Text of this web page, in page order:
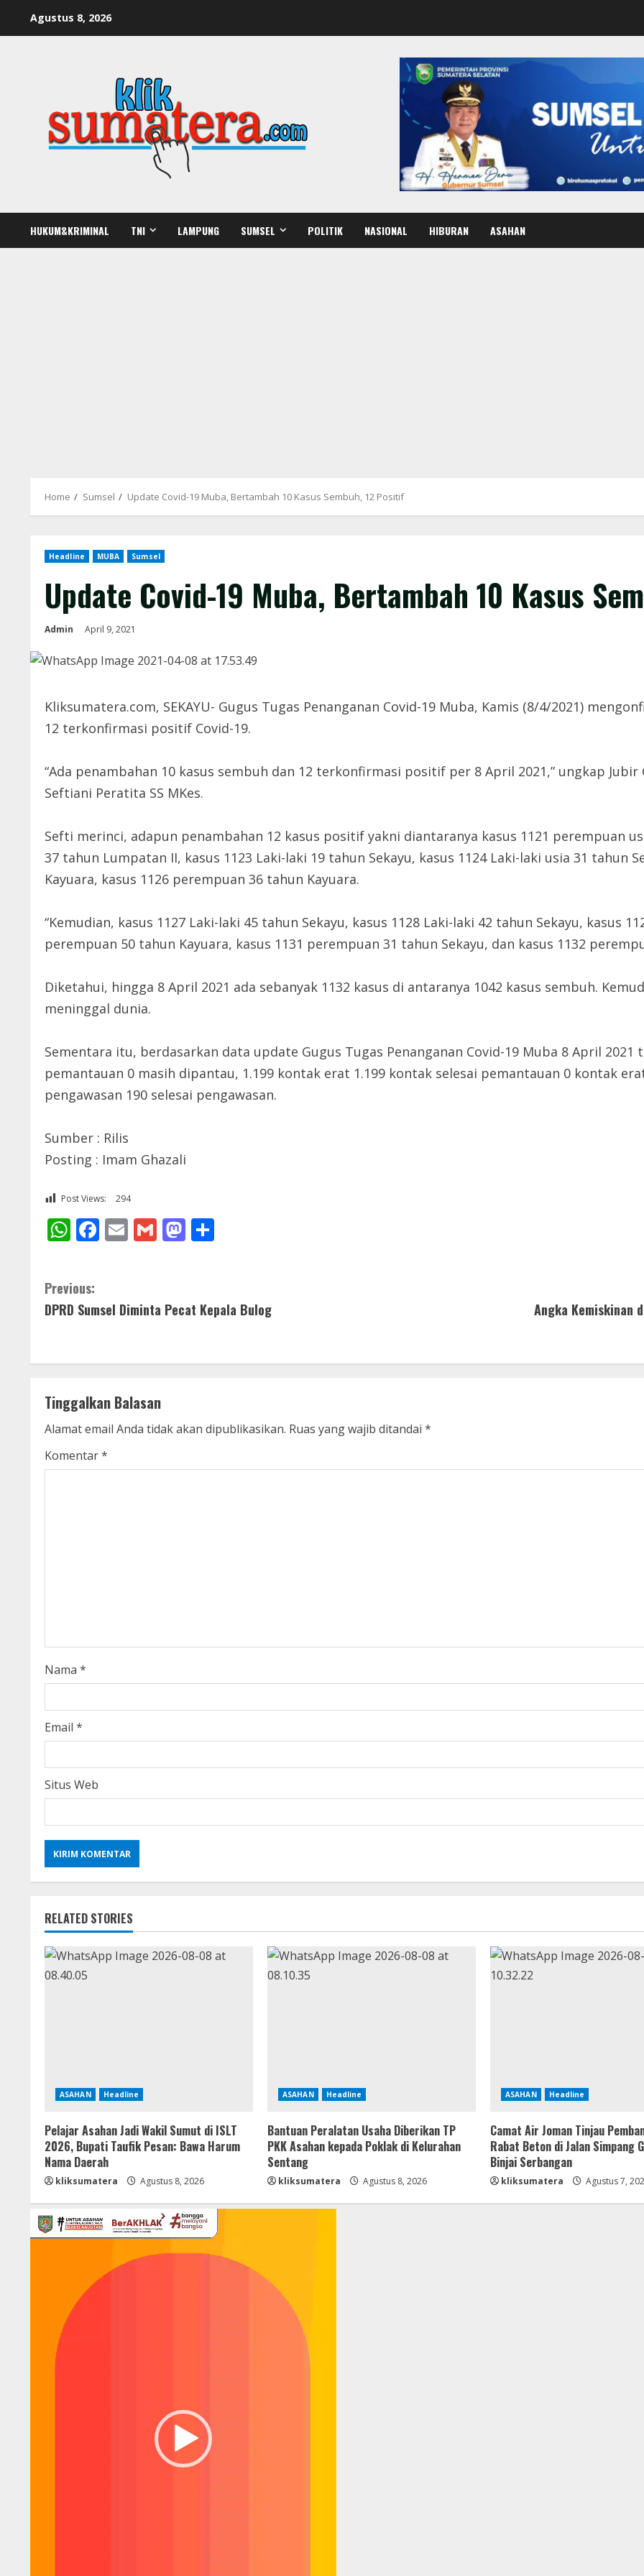
Agustus 8, 2026
HUKUM&KRIMINAL TNI LAMPUNG SUMSEL POLITIK NASIONAL HIBURAN ASAHAN
Home Sumsel Update Covid-19 Muba, Bertambah 10 Kasus Sembuh, 12 Positif
Headline MUBA Sumsel
Update Covid-19 Muba, Bertambah 10 Kasus
Admin April 9, 2021
Kliksumatera.com, SEKAYU- Gugus Tugas Penanganan Covid-19 Muba, Kamis (8/4/2021)
12 terkonfirmasi positif Covid-19.
“Ada penambahan 10 kasus sembuh dan 12 terkonfirmasi positif per 8 April 2021,” ungkap Jubir
Seftiani Peratita SS MKes.
Sefti merinci, adapun penambahan 12 kasus positif yakni diantaranya kasus 1121 perempuan
37 tahun Lumpatan II, kasus 1123 Laki-laki 19 tahun Sekayu, kasus 1124 Laki-laki usia 31 tahun
Kayuara, kasus 1126 perempuan 36 tahun Kayuara.
“Kemudian, kasus 1127 Laki-laki 45 tahun Sekayu, kasus 1128 Laki-laki 42 tahun Sekayu, kasus
perempuan 50 tahun Kayuara, kasus 1131 perempuan 31 tahun Sekayu, dan kasus 1132
Diketahui, hingga 8 April 2021 ada sebanyak 1132 kasus di antaranya 1042 kasus sembuh.
meninggal dunia.
Sementara itu, berdasarkan data update Gugus Tugas Penanganan Covid-19 Muba 8 April 2021
pemantauan 0 masih dipantau, 1.199 kontak erat 1.199 kontak selesai pemantauan 0 kontak
pengawasan 190 selesai pengawasan.
Sumber : Rilis
Posting : Imam Ghazali
Post Views: 294
WhatsApp
Facebook
EmailGmailMastodon
C
o
i
n
u
i
n
g
Previous:
DPRD Sumsel Diminta Pecat Kepala Bulog
Angka Kemiskinan
Tinggalkan Balasan
Alamat email Anda tidak akan dipublikasikan. Ruas yang wajib ditandai *
Komentar*
Nama *
Email *
Situs Web
RELATED STORIES
ASAHAN Headline
Pelajar Asahan Jadi Wakil Sumut di ISLT
2026, Bupati Taufik Pesan: Bawa Harum
Nama Daerah
kliksumatera Agustus 8, 2026
ASAHAN Headline
Bantuan Peralatan Usaha Diberikan TP
PKK Asahan kepada Poklak di Kelurahan
Sentang
kliksumatera Agustus 8, 2026
ASAHAN Headline
Camat Air Joman Tinjau
Rabat Beton di Jalan Simpang
Binjai Serbangan
kliksumatera Agustus 7,
Pemutar
Video